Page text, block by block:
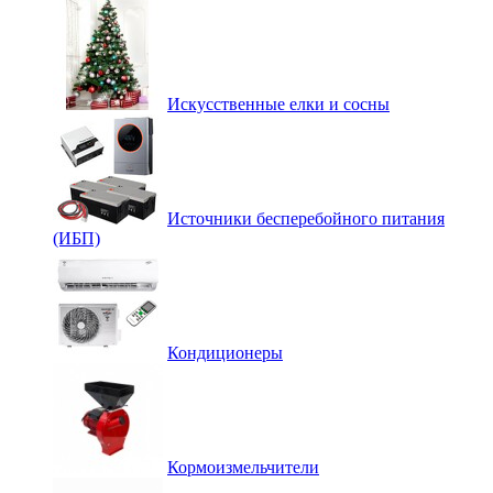
Искусственные елки и сосны
Источники бесперебойного питания
(ИБП)
Кондиционеры
Кормоизмельчители